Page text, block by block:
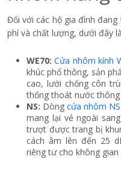
giác ấm áp và phù hợp với
Với TOSTEM, công nghệ
bong tróc và xuống màu.
Cân nhắc yếu
Nếu gia chủ quan tâm
phòng ngủ đối diện trực
thước và vị trí cửa cũng
hướng mở và cách bố trí